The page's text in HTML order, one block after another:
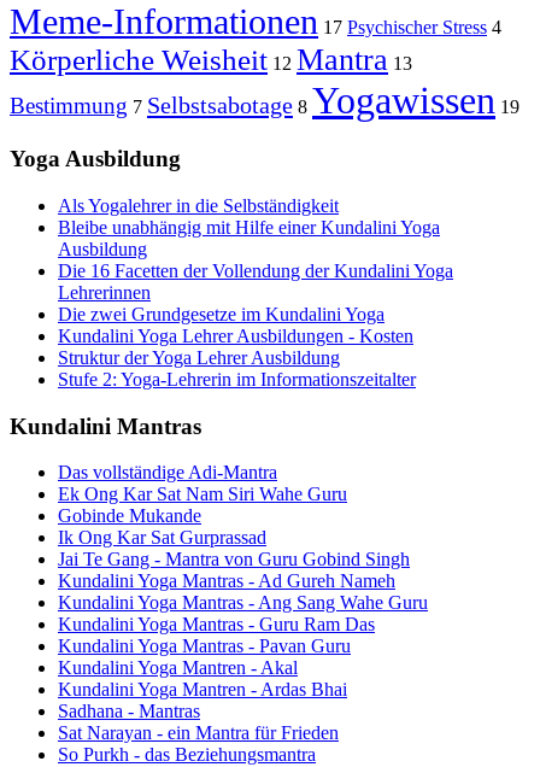
Meme-Informationen 17 Psychischer Stress 4
Körperliche Weisheit 12 Mantra 13
Bestimmung 7 Selbstsabotage 8 Yogawissen 19
Yoga Ausbildung
Als Yogalehrer in die Selbständigkeit
Bleibe unabhängig mit Hilfe einer Kundalini Yoga
Ausbildung
Die 16 Facetten der Vollendung der Kundalini Yoga
Lehrerinnen
Die zwei Grundgesetze im Kundalini Yoga
Kundalini Yoga Lehrer Ausbildungen - Kosten
Struktur der Yoga Lehrer Ausbildung
Stufe 2: Yoga-Lehrerin im Informationszeitalter
Kundalini Mantras
Das vollständige Adi-Mantra
Ek Ong Kar Sat Nam Siri Wahe Guru
Gobinde Mukande
Ik Ong Kar Sat Gurprassad
Jai Te Gang - Mantra von Guru Gobind Singh
Kundalini Yoga Mantras - Ad Gureh Nameh
Kundalini Yoga Mantras - Ang Sang Wahe Guru
Kundalini Yoga Mantras - Guru Ram Das
Kundalini Yoga Mantras - Pavan Guru
Kundalini Yoga Mantren - Akal
Kundalini Yoga Mantren - Ardas Bhai
Sadhana - Mantras
Sat Narayan - ein Mantra für Frieden
So Purkh - das Beziehungsmantra